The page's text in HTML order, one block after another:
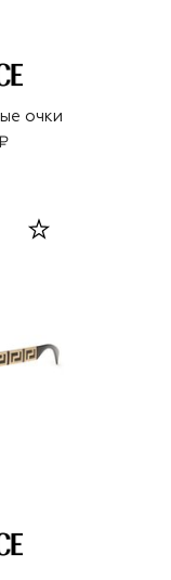
очки